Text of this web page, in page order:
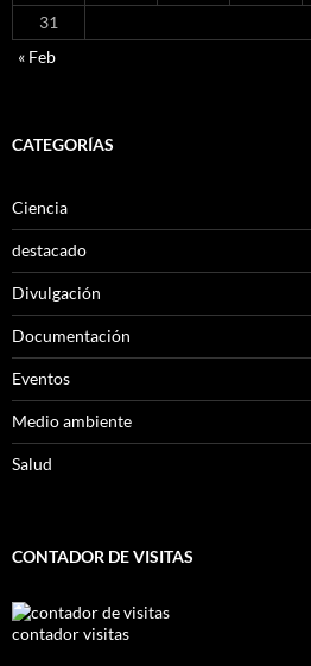
31
« Feb
CATEGORÍAS
Ciencia
destacado
Divulgación
Documentación
Eventos
Medio ambiente
Salud
CONTADOR DE VISITAS
contador visitas